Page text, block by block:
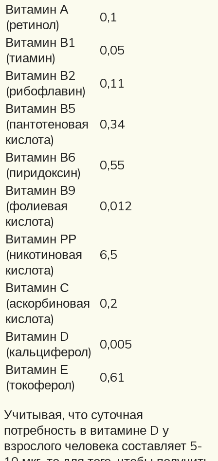
Витамин А
(ретинол)
0,1
Витамин В1
(тиамин)
0,05
Витамин В2
(рибофлавин)
0,11
Витамин В5
(пантотеновая
кислота)
0,34
Витамин В6
(пиридоксин)
0,55
Витамин В9
(фолиевая
кислота)
0,012
Витамин РР
(никотиновая
кислота)
6,5
Витамин С
(аскорбиновая
кислота)
0,2
Витамин D
(кальциферол)
0,005
Витамин Е
(токоферол)
0,61
Учитывая, что суточная
потребность в витамине D у
взрослого человека составляет 5-